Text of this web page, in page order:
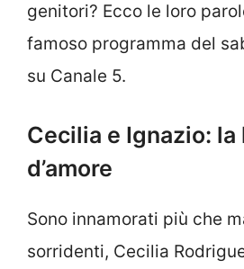
genitori? Ecco le loro
famoso programma del
su Canale 5.
Cecilia e Ignazio:
d’amore
Sono innamorati più che
sorridenti, Cecilia